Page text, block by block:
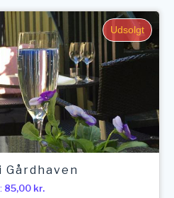
Udsolgt
Gårdhaven
85,00 kr.